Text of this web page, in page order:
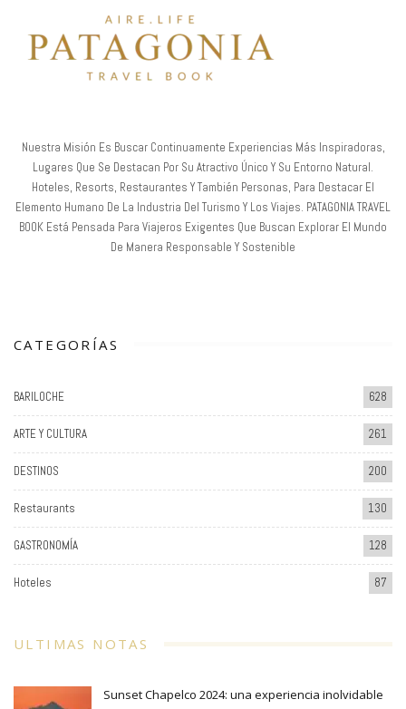
Nuestra Misión Es Buscar Continuamente Experiencias Más Inspiradoras,
Lugares Que Se Destacan Por Su Atractivo Único Y Su Entorno Natural.
Hoteles, Resorts, Restaurantes Y También Personas, Para Destacar El
Elemento Humano De La Industria Del Turismo Y Los Viajes. PATAGONIA TRAVEL
BOOK Está Pensada Para Viajeros Exigentes Que Buscan Explorar El Mundo
De Manera Responsable Y Sostenible
CATEGORÍAS
BARILOCHE 628
ARTE Y CULTURA 261
DESTINOS 200
Restaurants 130
GASTRONOMÍA 128
Hoteles 87
ULTIMAS NOTAS
Sunset Chapelco 2024: una experiencia inolvidable